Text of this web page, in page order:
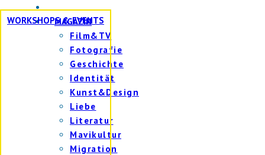
WORKSHOPS & EVENTS
MAGAZIN
Film&TV
Fotografie
Geschichte
Identität
Kunst&Design
Liebe
Literatur
Mavikultur
Migration